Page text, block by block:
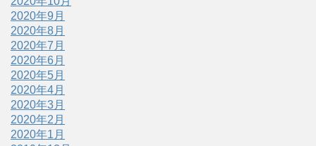
2020年9月
2020年8月
2020年7月
2020年6月
2020年5月
2020年4月
2020年3月
2020年2月
2020年1月